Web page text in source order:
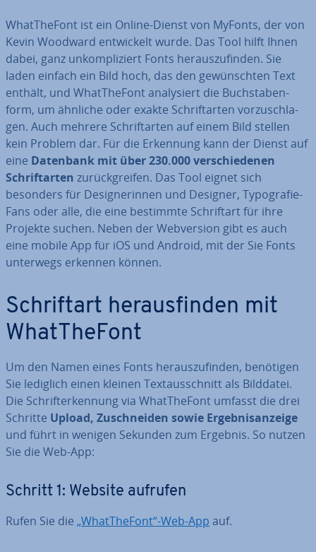
WhatT­he­Font ist ein Online-Dienst von MyFonts, der von
Kevin Woodward ent­wi­ckelt wurde. Das Tool hilft Ihnen
dabei, ganz un­kom­pli­ziert Fonts her­aus­zu­fin­den. Sie
laden einfach ein Bild hoch, das den ge­wünsch­ten Text
enthält, und WhatT­he­Font ana­ly­siert die Buch­sta­ben­
form, um ähnliche oder exakte Schrift­ar­ten vor­zu­schla­
gen. Auch mehrere Schrift­ar­ten auf einem Bild stellen
kein Problem dar. Für die Erkennung kann der Dienst auf
eine Datenbank mit über 230.000 ver­schie­de­nen
Schrift­ar­ten zu­rück­grei­fen. Das Tool eignet sich
besonders für De­si­gne­rin­nen und Designer, Ty­po­gra­fie-
Fans oder alle, die eine bestimmte Schrift­art für ihre
Projekte suchen. Neben der Web­ver­si­on gibt es auch
eine mobile App für iOS und Android, mit der Sie Fonts
unterwegs erkennen können.
Schrift­art her­aus­fin­den mit
WhatT­he­Font
Um den Namen eines Fonts her­aus­zu­fin­den, benötigen
Sie lediglich einen kleinen Text­aus­schnitt als Bilddatei.
Die Schrift­er­ken­nung via WhatT­he­Font umfasst die drei
Schritte Upload, Zu­schnei­den sowie Er­geb­nisan­zei­ge
und führt in wenigen Sekunden zum Ergebnis. So nutzen
Sie die Web-App:
Schritt 1: Website aufrufen
Rufen Sie die „WhatT­he­Font“-Web-App auf.